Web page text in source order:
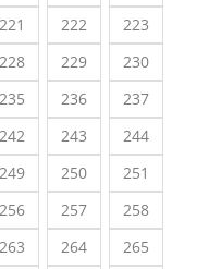
221 222
223
228 229
230
235 236
237
242 243
244
249 250
251
256 257
258
263 264
265